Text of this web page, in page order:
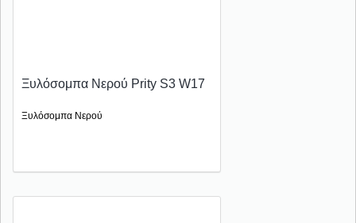
Ξυλόσομπα Νερού Prity S3 W17
Ξυλόσομπα Νερού